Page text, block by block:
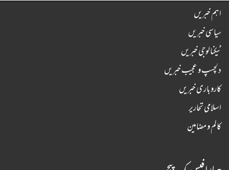
اہم خبریں
سیاسی خبریں
ٹیکنالوجی خبریں
دلچسپ و عجیب خبریں
کاروباری خبریں
اسلامی تحاریر
کالم و مضامین